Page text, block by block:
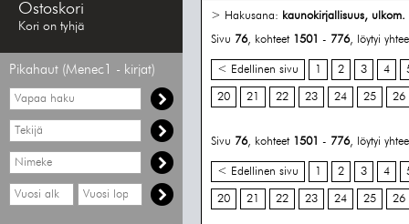
Ostoskori
Kori on tyhjä
Pikahaut (Menec1 - kirjat)
Vapaa
haku
Hae
tekijää
Hae
nimekettä
Hae
vähimmäisvuosi
Hae
enimmäisvuosi
> Hakusana: kaunokirjallisuus, ulkom.
Sivu 76, kohteet 1501 - 776, löytyi
< Edellinen sivu 1 2 3 4
20 21 22 23 24 25 26
Sivu 76, kohteet 1501 - 776, löytyi
< Edellinen sivu 1 2 3 4
20 21 22 23 24 25 26